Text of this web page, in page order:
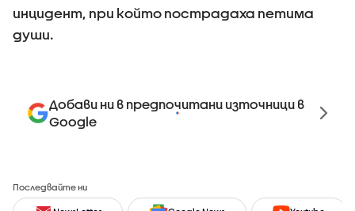
инцидент, при който пострадаха петима
души.
Добави ни в предпочитани източници в
Google
Последвайте ни